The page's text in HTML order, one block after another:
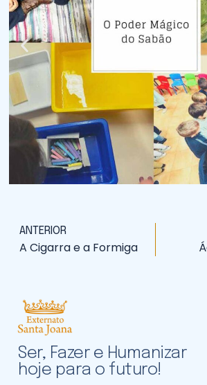
ANTERIOR
A Cigarra e a Formiga
Ser, Fazer e Humanizar
hoje para o futuro!